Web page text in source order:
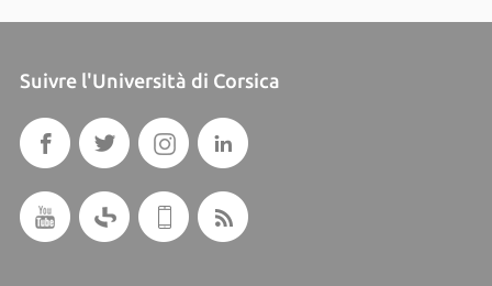
Suivre l'Università di Corsica